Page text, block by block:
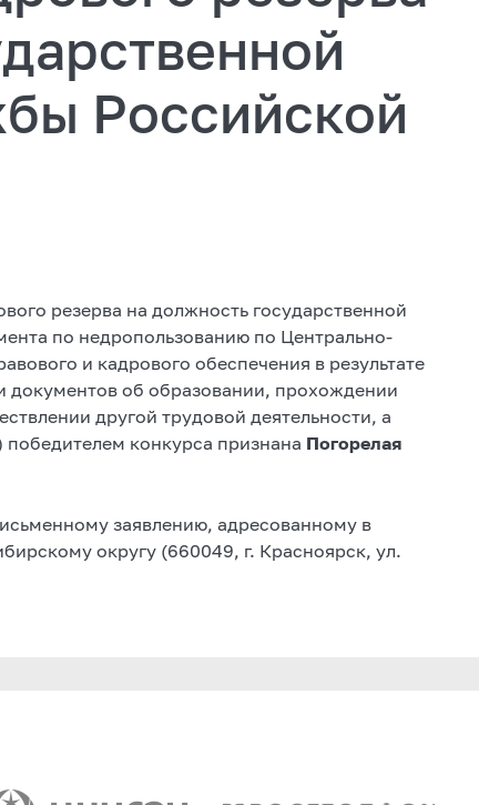
Российской
резерва на должность государственной
по недропользованию по Центрально-
и кадрового обеспечения в результате
документов об образовании, прохождении
другой трудовой деятельности, а
конкурса признана Погорелая
заявлению, адресованному в
округу (660049, г. Красноярск, ул.